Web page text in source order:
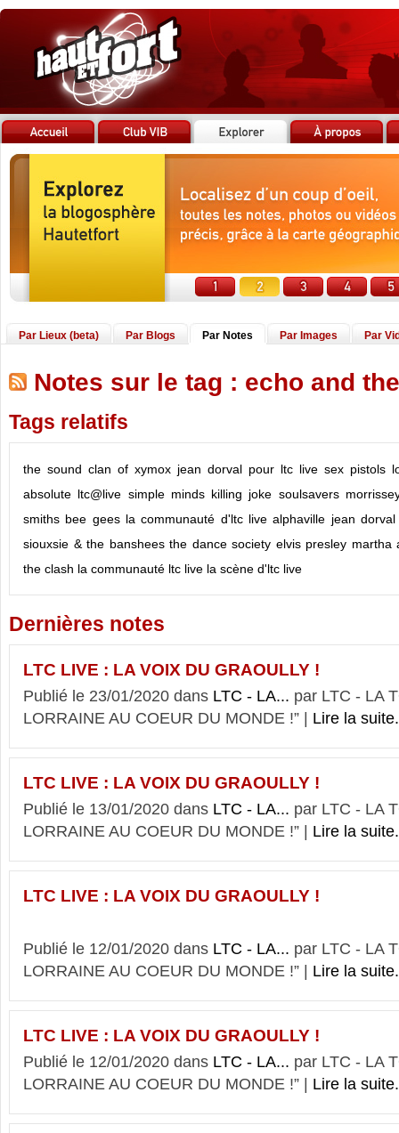
Par Lieux (beta) Par Blogs Par Notes Par Images Par
Notes sur le tag : echo and
Tags relatifs
the sound clan of xymox jean dorval pour ltc live sex pistols
absolute ltc@live simple minds killing joke soulsavers
smiths bee gees la communauté d'ltc live alphaville jean dorval
siouxsie & the banshees the dance society elvis presley martha
the clash la communauté ltc live la scène d'ltc live
Dernières notes
LTC LIVE : LA VOIX DU GRAOULLY !
Publié le 23/01/2020 dans LTC - LA... par LTC - LA
LORRAINE AU COEUR DU MONDE !” | Lire la
LTC LIVE : LA VOIX DU GRAOULLY !
Publié le 13/01/2020 dans LTC - LA... par LTC - LA
LORRAINE AU COEUR DU MONDE !” | Lire la
LTC LIVE : LA VOIX DU GRAOULLY !
Publié le 12/01/2020 dans LTC - LA... par LTC - LA
LORRAINE AU COEUR DU MONDE !” | Lire la
LTC LIVE : LA VOIX DU GRAOULLY !
Publié le 12/01/2020 dans LTC - LA... par LTC - LA
LORRAINE AU COEUR DU MONDE !” | Lire la